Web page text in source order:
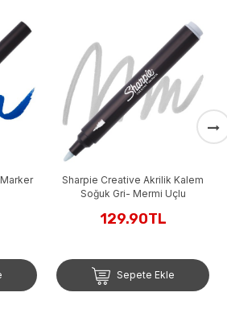
Sharpie Creative Akrilik Kalem
Soğuk Gri- Mermi Uçlu
129.90TL
Sepete Ekle